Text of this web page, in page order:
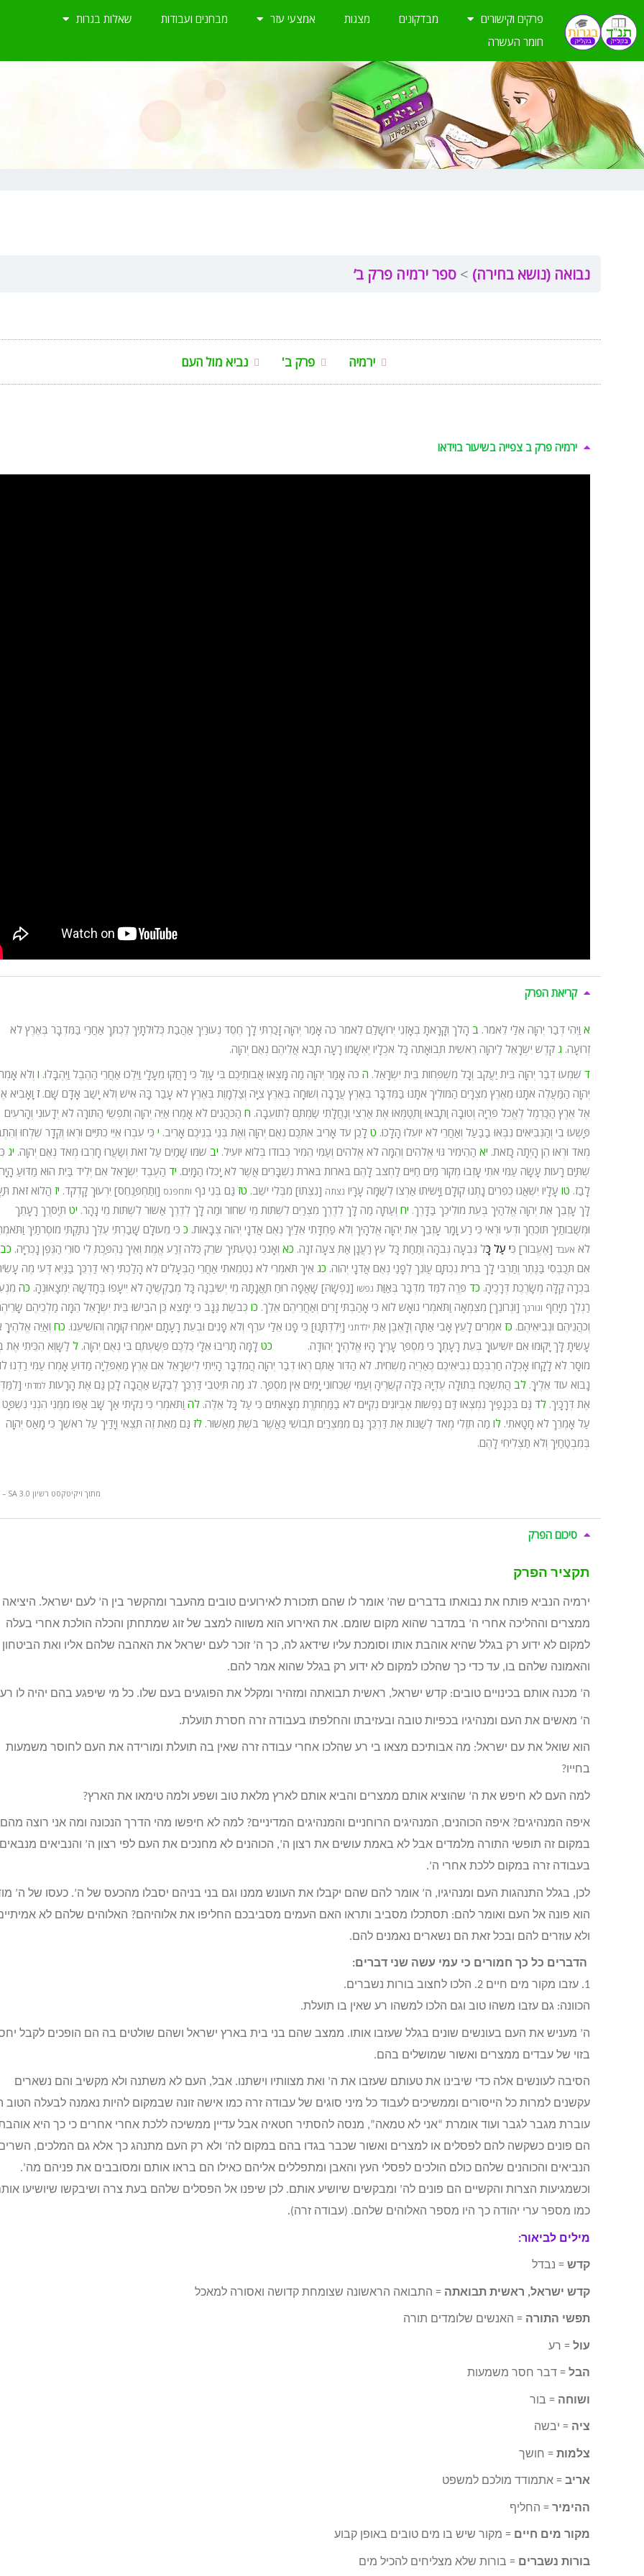
לתוכן
פרקים וקישורים מבדקונים מצגות אמצעי עזר מבחנים ועבודות
שאלות בגרות
חומר העשרה
נבואה (נושא בחירה) ספר ירמיה פרק ב’
ירמיה פרק ב' נביא מול העם
ירמיה פרק ב צפייה בשיעור בוידאו
קריאת הפרק
א וַיְהִי דְבַר יְהוָה אֵלַי לֵאמֹר. ב הָלֹךְ וְקָרָאתָ בְאָזְנֵי יְרוּשָׁלַ‍ִם לֵאמֹר כֹּה אָמַר יְהוָה זָכַרְתִּי לָךְ חֶסֶד נְעוּרַיִךְ אַהֲבַת כְּלוּלֹתָיִךְ לֶכְתֵּךְ אַחֲרַי בַּמִּדְבָּר בְּאֶרֶץ לֹא
זְרוּעָה. ג קֹדֶשׁ יִשְׂרָאֵל לַיהוָה רֵאשִׁית תְּבוּאָתֹה כָּל אֹכְלָיו יֶאְשָׁמוּ רָעָה תָּבֹא אֲלֵיהֶם נְאֻם יְהוָה.
ד שִׁמְעוּ דְבַר יְהוָה בֵּית יַעֲקֹב וְכָל מִשְׁפְּחוֹת בֵּית יִשְׂרָאֵל. ה כֹּה אָמַר יְהוָה מַה מָּצְאוּ אֲבוֹתֵיכֶם בִּי עָוֶל כִּי רָחֲקוּ מֵעָלָי וַיֵּלְכוּ אַחֲרֵי הַהֶבֶל וַיֶּהְבָּלוּ. ו וְלֹא
יְהוָה הַמַּעֲלֶה אֹתָנוּ מֵאֶרֶץ מִצְרָיִם הַמּוֹלִיךְ אֹתָנוּ בַּמִּדְבָּר בְּאֶרֶץ עֲרָבָה וְשׁוּחָה בְּאֶרֶץ צִיָּה וְצַלְמָוֶת בְּאֶרֶץ לֹא עָבַר בָּהּ אִישׁ וְלֹא יָשַׁב אָדָם שָׁם.ז וָאָבִיא
אֶל אֶרֶץ הַכַּרְמֶל לֶאֱכֹל פִּרְיָהּ וְטוּבָהּ וַתָּבֹאוּ וַתְּטַמְּאוּ אֶת אַרְצִי וְנַחֲלָתִי שַׂמְתֶּם לְתוֹעֵבָה. ח הַכֹּהֲנִים לֹא אָמְרוּ אַיֵּה יְהוָה וְתֹפְשֵׂי הַתּוֹרָה לֹא יְדָעוּנִי וְהָרֹעִים
פָּשְׁעוּ בִי וְהַנְּבִיאִים נִבְּאוּ בַבַּעַל וְאַחֲרֵי לֹא יוֹעִלוּ הָלָכוּ. ט לָכֵן עֹד אָרִיב אִתְּכֶם נְאֻם יְהוָה וְאֶת בְּנֵי בְנֵיכֶם אָרִיב. י כִּי עִבְרוּ אִיֵּי כִתִּיִּים וּרְאוּ וְקֵדָר שִׁלְחוּ
מְאֹד וּרְאוּ הֵן הָיְתָה כָּזֹאת. יא הַהֵימִיר גּוֹי אֱלֹהִים וְהֵמָּה לֹא אֱלֹהִים וְעַמִּי הֵמִיר כְּבוֹדוֹ בְּלוֹא יוֹעִיל. יב שֹׁמּוּ שָׁמַיִם עַל זֹאת וְשַׂעֲרוּ חָרְבוּ מְאֹד נְאֻם יְהוָה. יג
שְׁתַּיִם רָעוֹת עָשָׂה עַמִּי אֹתִי עָזְבוּ מְקוֹר מַיִם חַיִּים לַחְצֹב לָהֶם בֹּארוֹת בֹּארֹת נִשְׁבָּרִים אֲשֶׁר לֹא יָכִלוּ הַמָּיִם. יד הַעֶבֶד יִשְׂרָאֵל אִם יְלִיד בַּיִת הוּא מַדּוּעַ
לָבַז. טו עָלָיו יִשְׁאֲגוּ כְפִרִים נָתְנוּ קוֹלָם וַיָּשִׁיתוּ אַרְצוֹ לְשַׁמָּה עָרָיו נצתה [נִצְּתוּ] מִבְּלִי יֹשֵׁב. טז גַּם בְּנֵי נֹף ותחפנס [וְתַחְפַּנְחֵס] יִרְעוּךְ קָדְקֹד. יז הֲלוֹא זֹאת
לָּךְ עָזְבֵךְ אֶת יְהוָה אֱלֹהַיִךְ בְּעֵת מוֹלִיכֵךְ בַּדָּרֶךְ. יח וְעַתָּה מַה לָּךְ לְדֶרֶךְ מִצְרַיִם לִשְׁתּוֹת מֵי שִׁחוֹר וּמַה לָּךְ לְדֶרֶךְ אַשּׁוּר לִשְׁתּוֹת מֵי נָהָר. יט תְּיַסְּרֵךְ רָעָתֵךְ
וּמְשֻׁבוֹתַיִךְ תּוֹכִחֻךְ וּדְעִי וּרְאִי כִּי רַע וָמָר עָזְבֵךְ אֶת יְהוָה אֱלֹהָיִךְ וְלֹא פַחְדָּתִי אֵלַיִךְ נְאֻם אֲדֹנָי יְהוִה צְבָאוֹת. כ כִּי מֵעוֹלָם שָׁבַרְתִּי עֻלֵּךְ נִתַּקְתִּי מוֹסְרֹתַיִךְ
לֹא אעבד [אֶעֱבוֹר] כִּי עַל כָּל גִּבְעָה גְּבֹהָה וְתַחַת כָּל עֵץ רַעֲנָן אַתְּ צֹעָה זֹנָה. כא וְאָנֹכִי נְטַעְתִּיךְ שֹׂרֵק כֻּלֹּה זֶרַע אֱמֶת וְאֵיךְ נֶהְפַּכְתְּ לִי סוּרֵי הַגֶּפֶן נָכְרִיָּה. כב
אִם תְּכַבְּסִי בַּנֶּתֶר וְתַרְבִּי לָךְ בֹּרִית נִכְתָּם עֲו‍ֹנֵךְ לְפָנַי נְאֻם אֲדֹנָי יְהוִה. כג אֵיךְ תֹּאמְרִי לֹא נִטְמֵאתִי אַחֲרֵי הַבְּעָלִים לֹא הָלַכְתִּי רְאִי דַרְכֵּךְ בַּגַּיְא דְּעִי מֶה
בִּכְרָה קַלָּה מְשָׂרֶכֶת דְּרָכֶיהָ. כד פֶּרֶה לִמֻּד מִדְבָּר בְּאַוַּת נפשו [נַפְשָׁהּ] שָׁאֲפָה רוּחַ תַּאֲנָתָהּ מִי יְשִׁיבֶנָּה כָּל מְבַקְשֶׁיהָ לֹא יִיעָפוּ בְּחָדְשָׁהּ יִמְצָאוּנְהָ. כה
רַגְלֵךְ מִיָּחֵף וגורנך [וּגְרוֹנֵךְ] מִצִּמְאָה וַתֹּאמְרִי נוֹאָשׁ לוֹא כִּי אָהַבְתִּי זָרִים וְאַחֲרֵיהֶם אֵלֵךְ. כו כְּבֹשֶׁת גַּנָּב כִּי יִמָּצֵא כֵּן הֹבִישׁוּ בֵּית יִשְׂרָאֵל הֵמָּה מַלְכֵיהֶם
וְכֹהֲנֵיהֶם וּנְבִיאֵיהֶם. כז אֹמְרִים לָעֵץ אָבִי אַתָּה וְלָאֶבֶן אַתְּ ילדתני [יְלִדְתָּנוּ] כִּי פָנוּ אֵלַי עֹרֶף וְלֹא פָנִים וּבְעֵת רָעָתָם יֹאמְרוּ קוּמָה וְהוֹשִׁיעֵנוּ. כח וְאַיֵּה
עָשִׂיתָ לָּךְ יָקוּמוּ אִם יוֹשִׁיעוּךָ בְּעֵת רָעָתֶךָ כִּי מִסְפַּר עָרֶיךָ הָיוּ אֱלֹהֶיךָ יְהוּדָה. כט לָמָּה תָרִיבוּ אֵלָי כֻּלְּכֶם פְּשַׁעְתֶּם בִּי נְאֻם יְהוָה. ל לַשָּׁוְא הִכֵּיתִי אֶת
מוּסָר לֹא לָקָחוּ אָכְלָה חַרְבְּכֶם נְבִיאֵיכֶם כְּאַרְיֵה מַשְׁחִית. לא הַדּוֹר אַתֶּם רְאוּ דְבַר יְהוָה הֲמִדְבָּר הָיִיתִי לְיִשְׂרָאֵל אִם אֶרֶץ מַאְפֵּלְיָה מַדּוּעַ אָמְרוּ עַמִּי רַדְנוּ
נָבוֹא עוֹד אֵלֶיךָ. לב הֲתִשְׁכַּח בְּתוּלָה עֶדְיָהּ כַּלָּה קִשֻּׁרֶיהָ וְעַמִּי שְׁכֵחוּנִי יָמִים אֵין מִסְפָּר. לג מַה תֵּיטִבִי דַּרְכֵּךְ לְבַקֵּשׁ אַהֲבָה לָכֵן גַּם אֶת הָרָעוֹת למדתי
אֶת דְּרָכָיִךְ. לד גַּם בִּכְנָפַיִךְ נִמְצְאוּ דַּם נַפְשׁוֹת אֶבְיוֹנִים נְקִיִּים לֹא בַמַּחְתֶּרֶת מְצָאתִים כִּי עַל כָּל אֵלֶּה. לה וַתֹּאמְרִי כִּי נִקֵּיתִי אַךְ שָׁב אַפּוֹ מִמֶּנִּי הִנְנִי
עַל אָמְרֵךְ לֹא חָטָאתִי. לו מַה תֵּזְלִי מְאֹד לְשַׁנּוֹת אֶת דַּרְכֵּךְ גַּם מִמִּצְרַיִם תֵּבוֹשִׁי כַּאֲשֶׁר בֹּשְׁתְּ מֵאַשּׁוּר. לז גַּם מֵאֵת זֶה תֵּצְאִי וְיָדַיִךְ עַל רֹאשֵׁךְ כִּי מָאַס יְהֹוָה
בְּמִבְטַחַיִךְ וְלֹא תַצְלִיחִי לָהֶם.
מתוך ויקיטקסט רשיון CC BY – SA 3.0
סיכום הפרק
תקציר הפרק
ירמיה הנביא פותח את נבואתו בדברים שה’ אומר לו שהם תזכורת לאירועים טובים מהעבר ומהקשר בין ה’ לעם ישראל. היציאה
ממצרים וההליכה אחרי ה’ במדבר שהוא מקום שומם. את האירוע הוא משווה למצב של זוג שמתחתן והכלה הולכת אחרי בעלה
למקום לא ידוע רק בגלל שהיא אוהבת אותו וסומכת עליו שידאג לה, כך ה’ זוכר לעם ישראל את האהבה שלהם אליו ואת הביטחון
והאמונה שלהם בו, עד כדי כך שהלכו למקום לא ידוע רק בגלל שהוא אמר להם.
ה’ מכנה אותם בכינויים טובים: קדש ישראל, ראשית תבואתה ומזהיר ומקלל את הפוגעים בעם שלו. כל מי שיפגע בהם יהיה לו
ה’ מאשים את העם ומנהיגיו בכפיות טובה ובעזיבתו והחלפתו בעבודה זרה חסרת תועלת.
הוא שואל את עם ישראל: מה אבותיכם מצאו בי רע שהלכו אחרי עבודה זרה שאין בה תועלת ומורידה את העם לחוסר משמעות
בחייו?
למה העם לא חיפש את ה’ שהוציא אותם ממצרים והביא אותם לארץ מלאת טוב ושפע ולמה טימאו את הארץ?
איפה המנהיגים? איפה הכוהנים, המנהיגים הרוחניים והמנהיגים המדיניים? למה לא חיפשו מהי הדרך הנכונה ומה אני רוצה
במקום זה תופשי התורה מלמדים אבל לא באמת עושים את רצון ה’, הכוהנים לא מחנכים את העם לפי רצון ה’ והנביאים מנבאים
בעבודה זרה במקום ללכת אחרי ה’.
לכן, בגלל התנהגות העם ומנהיגיו, ה’ אומר להם שהם יקבלו את העונש ממנו וגם בני בניהם יסבלו מהכעס של ה’. כעסו של ה’
הוא פונה אל העם ואומר להם: תסתכלו מסביב ותראו האם העמים מסביבכם החליפו את אלוהיהם? האלוהים שלהם לא
ולא עוזרים להם ובכל זאת הם נשארים נאמנים להם.
הדברים כל כך חמורים כי עמי עשה שני דברים:
1. עזבו מקור מים חיים 2. הלכו לחצוב בורות נשברים.
הכוונה: גם עזבו משהו טוב וגם הלכו למשהו רע שאין בו תועלת.
ה’ מעניש את העם בעונשים שונים בגלל שעזבו אותו. ממצב שהם בני בית בארץ ישראל ושהם שולטים בה הם הופכים לקבל
בזוי של עבדים ממצרים ואשור שמושלים בהם.
הסיבה לעונשים אלה כדי שיבינו את טעותם שעזבו את ה’ ואת מצוותיו וישתנו. אבל, העם לא משתנה ולא מקשיב והם נשארים
עקשנים למרות כל הייסורים וממשיכים לעבוד כל מיני סוגים של עבודה זרה כמו אישה זונה שבמקום להיות נאמנה לבעלה הטוב
עוברת מגבר לגבר ועוד אומרת “אני לא טמאה”, מנסה להסתיר חטאיה אבל עדיין ממשיכה ללכת אחרי אחרים כי כך היא
הם פונים כשקשה להם לפסלים או למצרים ואשור שכבר בגדו בהם במקום לה’ ולא רק העם מתנהג כך אלא גם המלכים,
הנביאים והכוהנים שלהם כולם הולכים לפסלי העץ והאבן ומתפללים אליהם כאילו הם בראו אותם ומסובבים את פניהם מה’.
וכשמגיעות הצרות והקשיים הם פונים לה’ ומבקשים שיושיע אותם. לכן שיפנו אל הפסלים שלהם בעת צרה ושיבקשו שיושיעו
כמו מספר ערי יהודה כך היו מספר האלוהים שלהם. (עבודה זרה).
מילים לביאור:
קדש = נבדל
קדש ישראל, ראשית תבואתה = התבואה הראשונה שצומחת קדושה ואסורה למאכל
תפשי התורה = האנשים שלומדים תורה
עול = רע
הבל = דבר חסר משמעות
ושוחה = בור
ציה = יבשה
צלמות = חושך
אריב = אתמודד מולכם למשפט
ההימיר = החליף
מקור מים חיים = מקור שיש בו מים טובים באופן קבוע
בורות נשברים = בורות שלא מצליחים להכיל מים